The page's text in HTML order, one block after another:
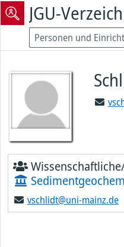
JGU-
vschlidt@uni-mainz.de